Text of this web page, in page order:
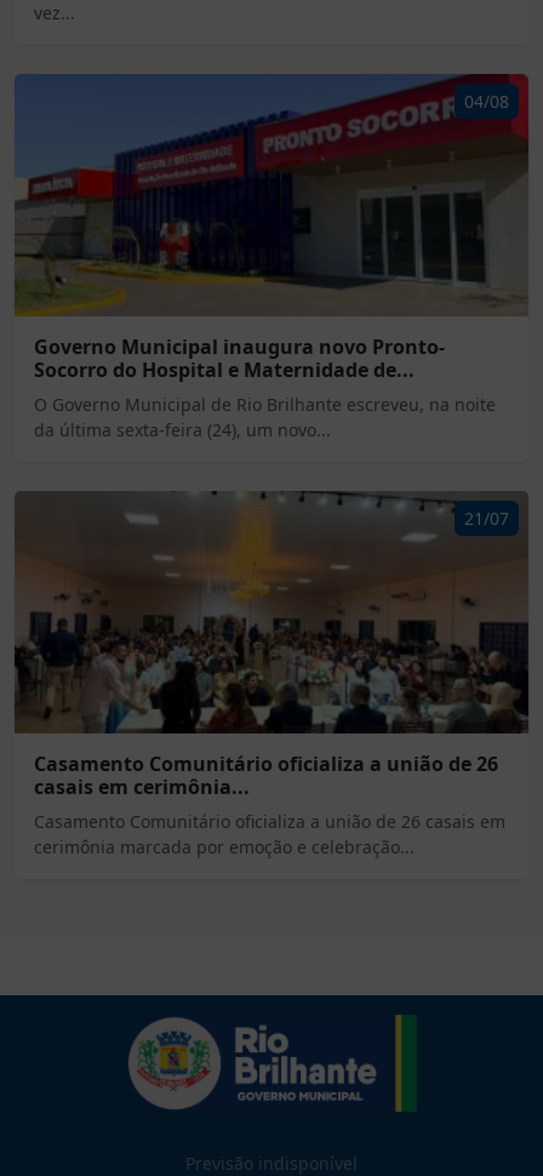
vez...
04/08
Governo Municipal inaugura novo Pronto-
Socorro do Hospital e Maternidade de...
O Governo Municipal de Rio Brilhante escreveu, na noite
da última sexta-feira (24), um novo...
21/07
Casamento Comunitário oficializa a união de 26
casais em cerimônia...
Casamento Comunitário oficializa a união de 26 casais em
cerimônia marcada por emoção e celebração...
Previsão indisponível